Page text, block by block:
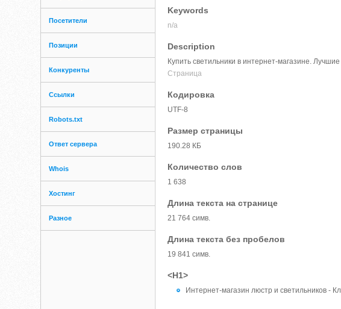
Посетители
Позиции
Конкуренты
Ссылки
Robots.txt
Ответ сервера
Whois
Хостинг
Разное
Keywords
n/a
Description
Купить светильники в интернет-магазине.
Cтраница
Кодировка
UTF-8
Размер страницы
190.28 КБ
Количество слов
1 638
Длина текста на странице
21 764 симв.
Длина текста без пробелов
19 841 симв.
<H1>
Интернет-магазин люстр и светильников -